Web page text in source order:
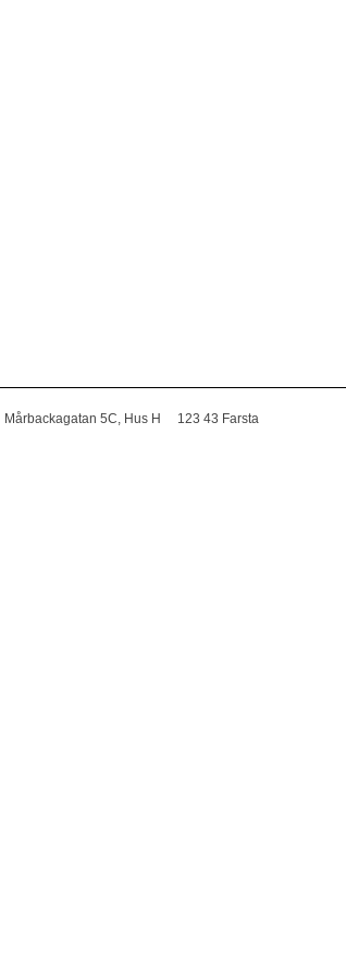
Mårbackagatan 5C, Hus H
123 43 Farsta